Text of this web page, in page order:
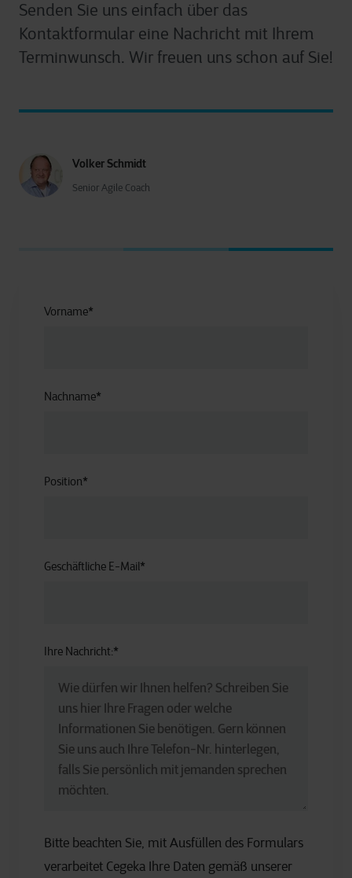
Senden Sie uns einfach über das
Kontaktformular eine Nachricht mit Ihrem
Terminwunsch. Wir freuen uns schon auf Sie!
Volker Schmidt
Senior Agile Coach
Vorname*
Nachname*
Position*
Geschäftliche E-Mail*
Ihre Nachricht:*
Bitte beachten Sie, mit Ausfüllen des Formulars
verarbeitet Cegeka Ihre Daten gemäß unserer